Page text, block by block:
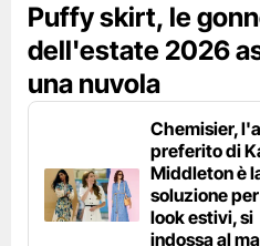
Puffy skirt, le
dell'estate 2026
una nuvola
Chemisier,
preferito di
Middleton è
soluzione
look estivi, si
indossa al